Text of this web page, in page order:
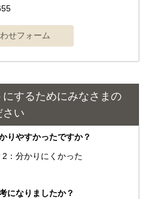
するためにみなさまの
さい
りやすかったですか？
2：分かりにくかった
になりましたか？